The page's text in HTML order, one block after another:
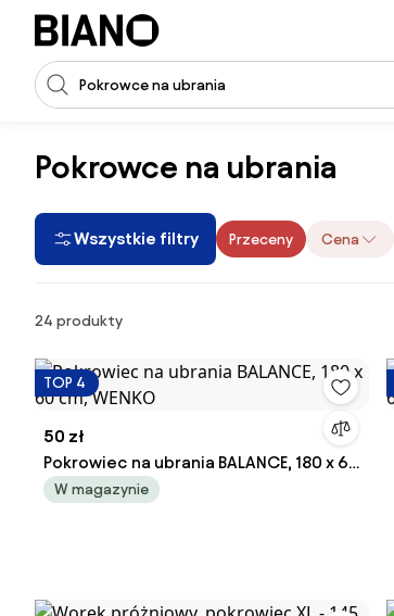
Pomiń nawigację, przejdź do treści
Wprowadź dane wejściowe wyszukiwania
Pokrowce na ubrania
Wszystkie filtry Przeceny Cena
Produkty
24 produkty
TOP 4
50 zł
Pokrowiec na ubrania BALANCE, 180 x 60
cm, WENKO
W magazynie